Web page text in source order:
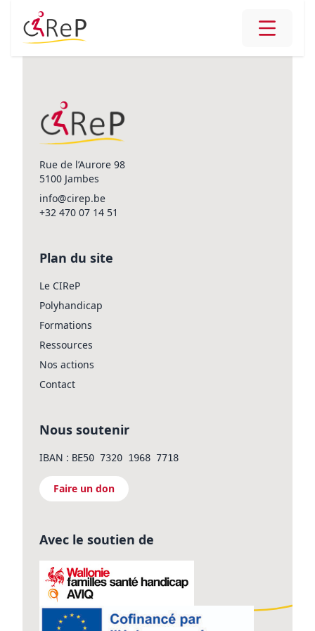
Rue de l’Aurore 98
5100 Jambes
info@cirep.be
+32 470 07 14 51
Plan du site
Le CIReP
Polyhandicap
Formations
Ressources
Nos actions
Contact
Nous soutenir
IBAN : BE50 7320 1968 7718
Faire un don
Avec le soutien de